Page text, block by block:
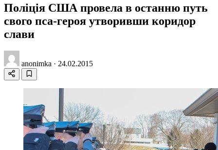
Поліція США провела в останню путь
свого пса-героя утворивши коридор
слави
anonimka · 24.02.2015